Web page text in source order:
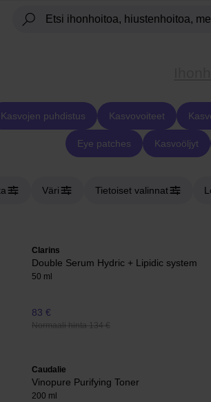
Kasvojen puhdistus Kasvovoiteet
Eye patches Kasvoöljyt
Väri Tietoiset valinnat
Clarins
Double Serum Hydric + Lipidic system
50 ml
83 €
Normaali hinta 134 €
Caudalie
Vinopure Purifying Toner
200 ml